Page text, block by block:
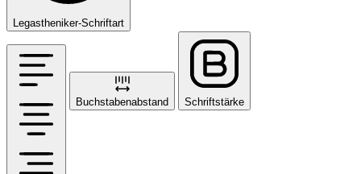
Legastheniker-Schriftart
Buchstabenabstand Schriftstärke